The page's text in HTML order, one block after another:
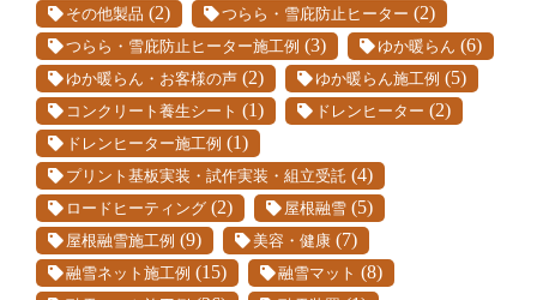
その他製品 (2) つらら・雪庇防止ヒーター (2)
つらら・雪庇防止ヒーター施工例 (3) ゆか暖らん (6)
ゆか暖らん・お客様の声 (2) ゆか暖らん施工例 (5)
コンクリート養生シート (1) ドレンヒーター (2)
ドレンヒーター施工例 (1)
プリント基板実装・試作実装・組立受託 (4)
ロードヒーティング (2) 屋根融雪 (5)
屋根融雪施工例 (9) 美容・健康 (7)
融雪ネット施工例 (15) 融雪マット (8)